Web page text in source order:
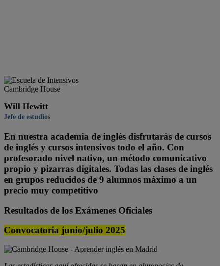
Will Hewitt
Jefe de estudios
En nuestra academia de inglés disfrutarás de cursos
de inglés y cursos intensivos todo el año. Con
profesorado nivel nativo, un método comunicativo
propio y pizarras digitales. Todas las clases de inglés
en grupos reducidos de 9 alumnos máximo a un
precio muy competitivo
Resultados de los Exámenes Oficiales
Convocatoria junio/julio 2025